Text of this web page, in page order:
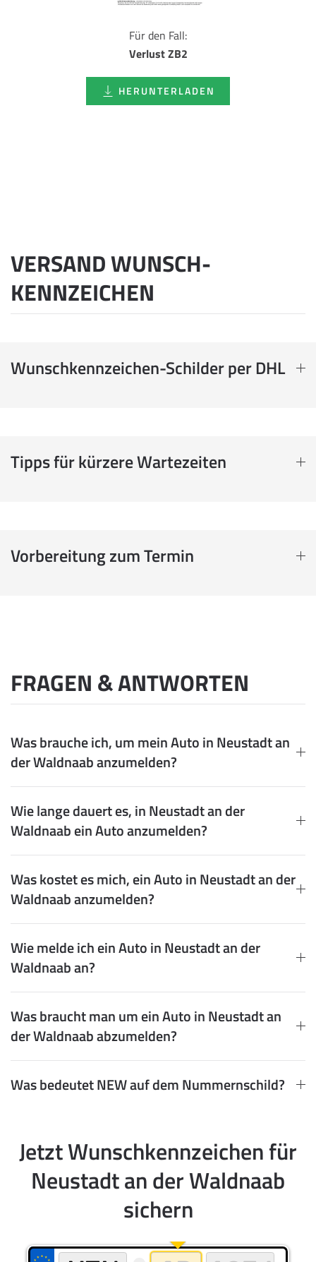
Für den Fall:
Verlust ZB2
HERUNTERLADEN
VERSAND WUNSCH­
KENNZEICHEN
Wunschkennzeichen-Schilder per DHL
Tipps für kürzere Wartezeiten
Vorbereitung zum Termin
FRAGEN & ANTWORTEN
Was brauche ich, um mein Auto in Neustadt an
der Waldnaab anzumelden?
Wie lange dauert es, in Neustadt an der
Waldnaab ein Auto anzumelden?
Was kostet es mich, ein Auto in Neustadt an der
Waldnaab anzumelden?
Wie melde ich ein Auto in Neustadt an der
Waldnaab an?
Was braucht man um ein Auto in Neustadt an
der Waldnaab abzumelden?
Was bedeutet NEW auf dem Nummernschild?
Jetzt Wunschkennzeichen für
Neustadt an der Waldnaab
sichern